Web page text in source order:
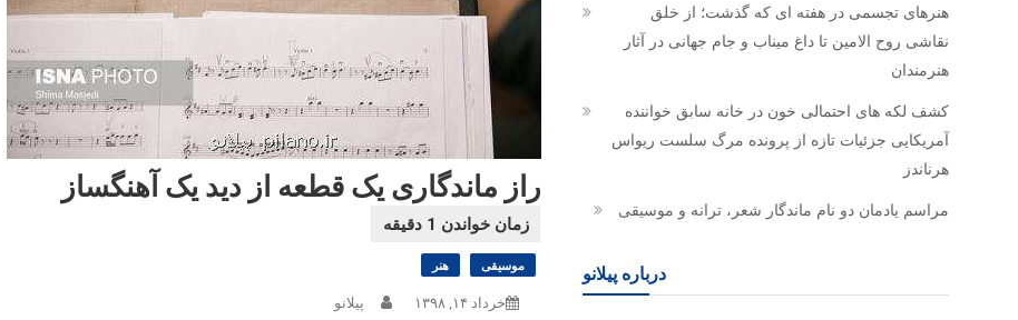
راز ماندگاری یک قطعه از دید یک آهنگساز
موسیقی هنر
خرداد ۱۴, ۱۳۹۸ پیلانو
هنرهای تجسمی در هفته ای که گذشت؛ از خلق
نقاشی روح الامین تا داغ میناب و جام جهانی در آثار
هنرمندان
کشف لکه های احتمالی خون در خانه سابق خواننده
آمریکایی جزئیات تازه از پرونده مرگ سلست ریواس
هرناندز
مراسم یادمان دو نام ماندگار شعر، ترانه و موسیقی
درباره پیلانو